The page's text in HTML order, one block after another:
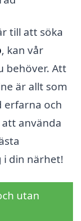
till att söka
, kan vår
behöver. Att
är allt som
erfarna och
använda
din närhet!
utan